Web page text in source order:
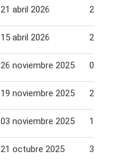
21 abril 2026 28
15 abril 2026 20
26 noviembre 2025 02
19 noviembre 2025 25
03 noviembre 2025 12
21 octubre 2025 31